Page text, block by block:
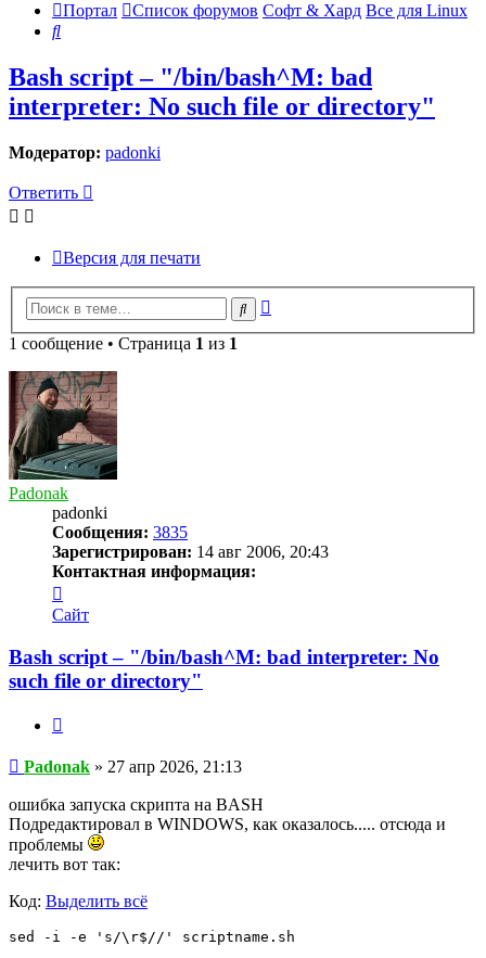
Портал Список форумов Софт & Хард Все для Linux
Поиск
Bash script – "/bin/bash^M: bad
interpreter: No such file or directory"
Модератор: padonki
Ответить
Версия для печати
Поиск
1 сообщение • Страница 1 из 1
Padonak
padonki
Сообщения: 3835
Зарегистрирован: 14 авг 2006, 20:43
Контактная информация:
информация
пользователя
Padonak
Сайт
Bash script – "/bin/bash^M: bad interpreter: No
such file or directory"
Сообщение
Padonak » 27 апр 2026, 21:13
ошибка запуска скрипта на BASH
Подредактировал в WINDOWS, как оказалось..... отсюда и
проблемы
лечить вот так:
Код: Выделить всё
sed -i -e 's/\r$//' scriptname.sh